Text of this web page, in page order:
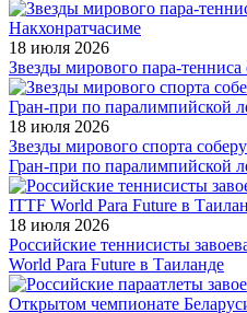
18 июля 2026
Звезды мирового пара-
18 июля 2026
Звезды мирового спорта
Гран-при по паралимпийской
18 июля 2026
Российские теннисисты
World Para Future в Таиланде